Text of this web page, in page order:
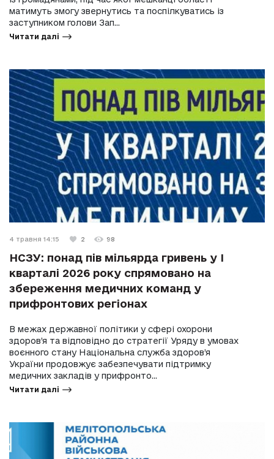
матимуть змогу звернутись та поспілкуватись із
заступником голови Зап...
Читати далі
4 травня 14:15 2 98
НСЗУ: понад пів мільярда гривень у І
кварталі 2026 року спрямовано на
збереження медичних команд у
прифронтових регіонах
В межах державної політики у сфері охорони
здоров’я та відповідно до стратегії Уряду в умовах
воєнного стану Національна служба здоров’я
України продовжує забезпечувати підтримку
медичних закладів у прифронто...
Читати далі